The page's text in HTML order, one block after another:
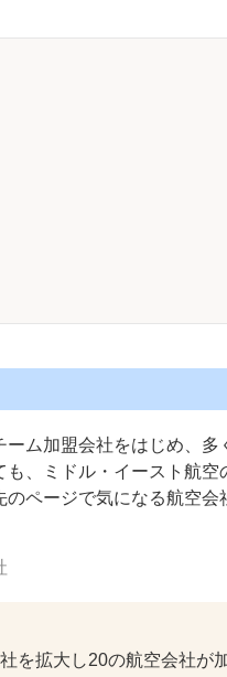
ーム加盟会社をはじめ、
、ミドル・イースト航
ページで気になる航空
を拡大し20の航空会社が